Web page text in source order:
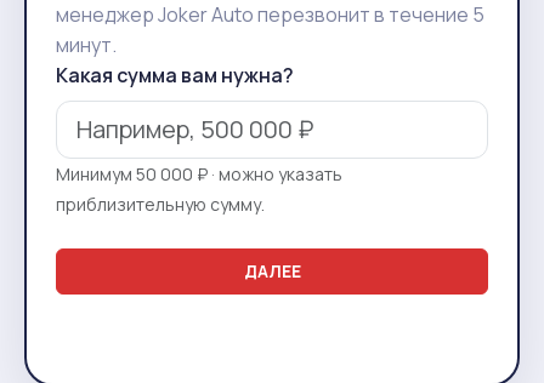
менеджер Joker Auto перезвонит в течение 5
минут.
Какая сумма вам нужна?
Минимум 50 000 ₽ · можно указать
приблизительную сумму.
ДАЛЕЕ